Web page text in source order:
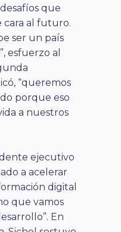
que
cara al futuro.
ser un país
esfuerzo al
“queremos
porque eso
a nuestros
ejecutivo
a acelerar
digital
que vamos
En